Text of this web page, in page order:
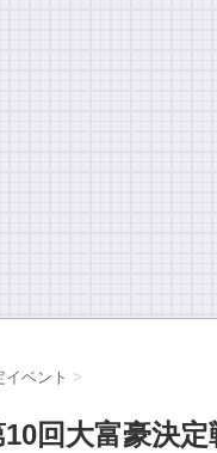
イベント >
回大富豪決